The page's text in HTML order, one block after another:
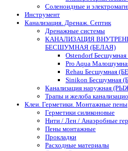
Соленоидные и
Инструмент
Канализация. Дренаж. Септик
Дренажные системы
КАНАЛИЗАЦИЯ
БЕСШУМНАЯ (БЕЛАЯ)
Ostendorf
Pro Aqua
Rehau Бесшумная
Sinikon Бесшумная
Канализация наружная
Трапы и желоба
Клеи. Герметики. Монтажные пены
Герметики силиконовые
Нити / Лен / Анаэробные
Пены монтажные
Прокладки
Расходные материалы